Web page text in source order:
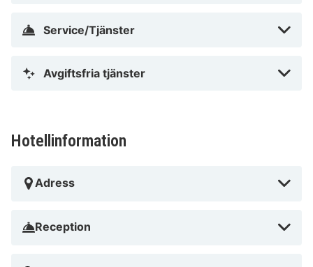
Service/Tjänster
Avgiftsfria tjänster
Hotellinformation
Adress
Reception